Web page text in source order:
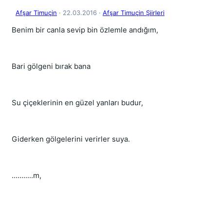
Afşar Timuçin · 22.03.2016 · Afşar Timuçin Şiirleri
Benim bir canla sevip bin özlemle andığım,
Bari gölgeni bırak bana
Su çiçeklerinin en güzel yanları budur,
Giderken gölgelerini verirler suya.
...........m,